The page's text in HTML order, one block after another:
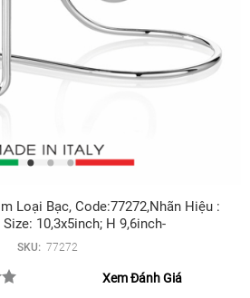
Loại Bạc, Code:77272,nhãn Hiệu :
Size: 10,3x5inch; H 9,6inch-
SKU: 77272
Xem Đánh Giá